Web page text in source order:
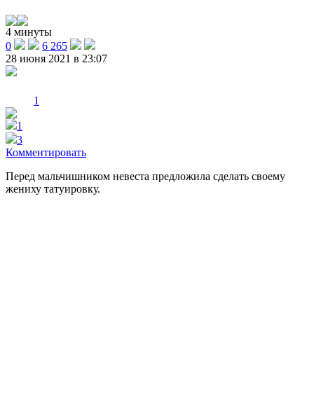
4 минуты
0
6 265
28 июня 2021 в 23:07
1
1
3
Комментировать
Перед мальчишником невеста предложила сделать своему
жениху татуировку.